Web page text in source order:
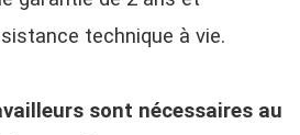
technique à vie.
sont nécessaires au